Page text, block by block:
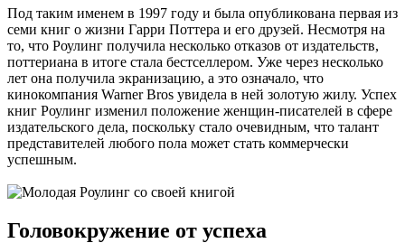
Под таким именем в 1997 году и была опубликована первая из
семи книг о жизни Гарри Поттера и его друзей. Несмотря на
то, что Роулинг получила несколько отказов от издательств,
поттериана в итоге стала бестселлером. Уже через несколько
лет она получила экранизацию, а это означало, что
кинокомпания Warner Bros увидела в ней золотую жилу. Успех
книг Роулинг изменил положение женщин-писателей в сфере
издательского дела, поскольку стало очевидным, что талант
представителей любого пола может стать коммерчески
успешным.
Головокружение от успеха